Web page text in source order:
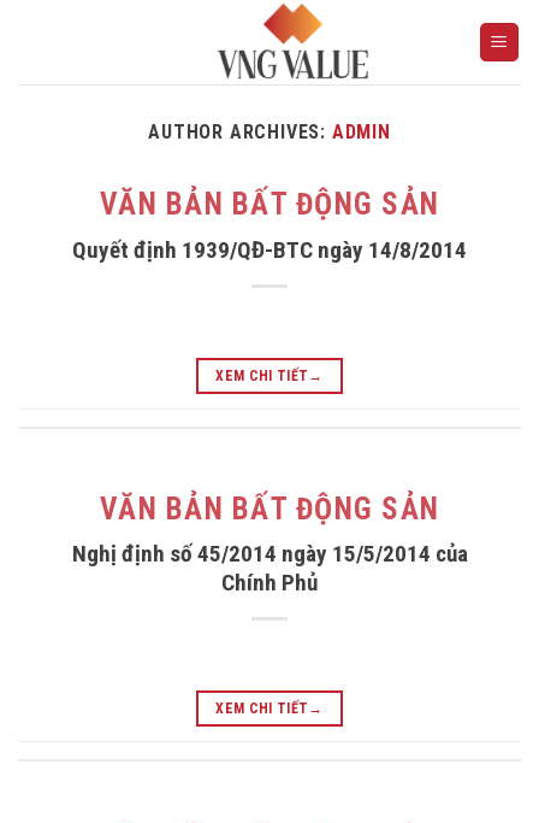
AUTHOR ARCHIVES: ADMIN
VĂN BẢN BẤT ĐỘNG SẢN
Quyết định 1939/QĐ-BTC ngày 14/8/2014
XEM CHI TIẾT →
VĂN BẢN BẤT ĐỘNG SẢN
Nghị định số 45/2014 ngày 15/5/2014 của
Chính Phủ
XEM CHI TIẾT →